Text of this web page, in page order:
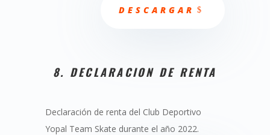
DESCARGAR
8. DECLARACION DE RENTA
Declaración de renta del Club Deportivo
Yopal Team Skate durante el año 2022.